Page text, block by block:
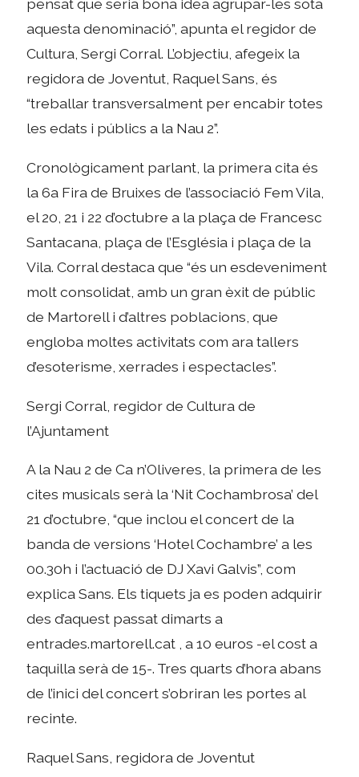
pensat que seria bona idea agrupar-les sota
aquesta denominació”, apunta el regidor de
Cultura, Sergi Corral. L’objectiu, afegeix la
regidora de Joventut, Raquel Sans, és
“treballar transversalment per encabir totes
les edats i públics a la Nau 2”.
Cronològicament parlant, la primera cita és
la 6a Fira de Bruixes de l’associació Fem Vila,
el 20, 21 i 22 d’octubre a la plaça de Francesc
Santacana, plaça de l’Església i plaça de la
Vila. Corral destaca que “és un esdeveniment
molt consolidat, amb un gran èxit de públic
de Martorell i d’altres poblacions, que
engloba moltes activitats com ara tallers
d’esoterisme, xerrades i espectacles”.
Sergi Corral, regidor de Cultura de
l’Ajuntament
A la Nau 2 de Ca n’Oliveres, la primera de les
cites musicals serà la ‘Nit Cochambrosa’ del
21 d’octubre, “que inclou el concert de la
banda de versions ‘Hotel Cochambre’ a les
00.30h i l’actuació de DJ Xavi Galvis”, com
explica Sans. Els tiquets ja es poden adquirir
des d’aquest passat dimarts a
entrades.martorell.cat , a 10 euros -el cost a
taquilla serà de 15-. Tres quarts d’hora abans
de l’inici del concert s’obriran les portes al
recinte.
Raquel Sans, regidora de Joventut